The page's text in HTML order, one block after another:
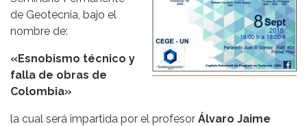
de Geotecnia, bajo el
nombre de:
«Esnobismo técnico y
falla de obras de
Colombia»
la cual será impartida por el profesor Álvaro Jaime